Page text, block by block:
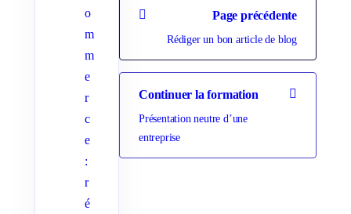
o
m
m
e
r
c
e
:
r
é
Page précédente
Rédiger un bon article de blog
Continuer la formation
Présentation neutre d’une
entreprise